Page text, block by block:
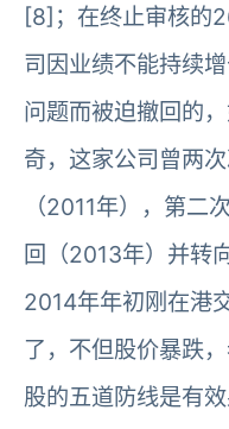
[8]；在终止审核的
司因业绩不能持续
问题而被迫撤回的
奇，这家公司曾两
（2011年），第二
回（2013年）并转
2014年年初刚在港
了，不但股价暴跌
股的五道防线是有